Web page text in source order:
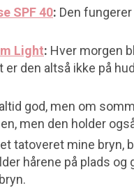
SPF 40: Den
Light: Hver morgen
den altså ikke på
god, men om
men den holder
tatoveret mine bryn,
hårene på plads og